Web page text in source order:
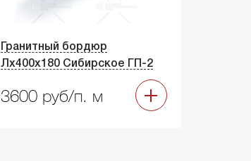
Гранитный бордюр
Лх400х180 Сибирское ГП-2
3600 руб/п. м